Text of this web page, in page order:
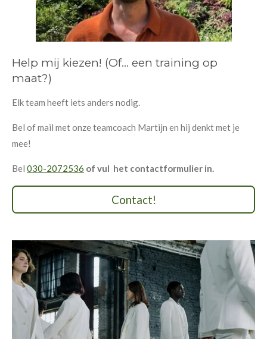
Help mij kiezen! (Of... een training op
maat?)
Elk team heeft iets anders nodig.
Bel of mail met onze teamcoach Martijn en hij denkt met je
mee!
Bel 030-2072536 of vul het contactformulier in.
Contact!